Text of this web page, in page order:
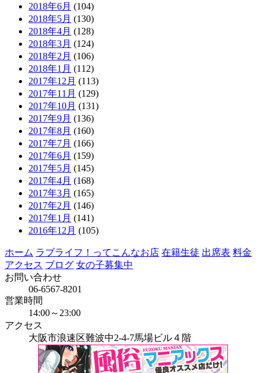
2018年6月 (104)
2018年5月 (130)
2018年4月 (128)
2018年3月 (124)
2018年2月 (106)
2018年1月 (112)
2017年12月 (113)
2017年11月 (129)
2017年10月 (131)
2017年9月 (136)
2017年8月 (160)
2017年7月 (166)
2017年6月 (159)
2017年5月 (145)
2017年4月 (168)
2017年3月 (165)
2017年2月 (146)
2017年1月 (141)
2016年12月 (105)
ホーム ラブライフ！ってこんなお店 在籍生徒 出席表 料金
アクセス ブログ 女の子募集中
お問い合わせ
06-6567-8201
営業時間
14:00～23:00
アクセス
大阪市浪速区難波中2-4-7馬場ビル４階